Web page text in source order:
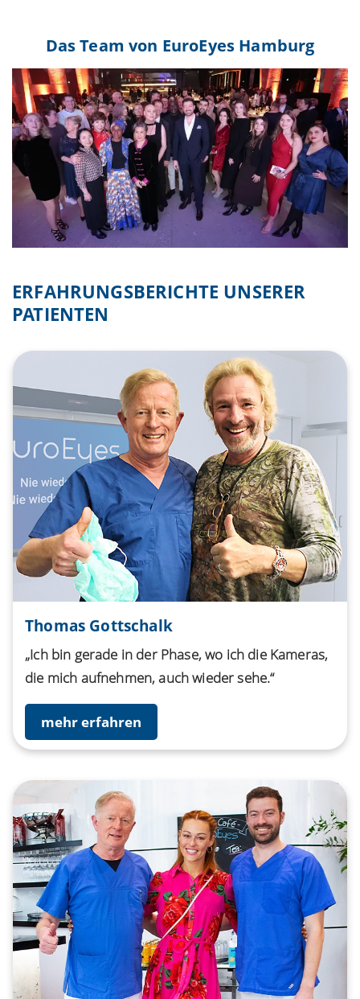
Das Team von EuroEyes Hamburg
ERFAHRUNGSBERICHTE UNSERER
PATIENTEN
Thomas Gottschalk
„Ich bin gerade in der Phase, wo ich die Kameras,
die mich aufnehmen, auch wieder sehe.“
mehr erfahren